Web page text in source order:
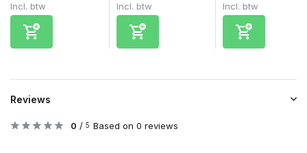
Incl. btw
Incl. btw
Incl. btw
Reviews
0 / 5 Based on 0 reviews